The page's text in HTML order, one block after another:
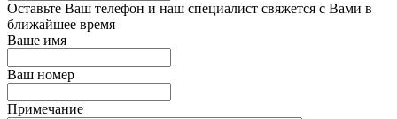
Оставьте Ваш телефон и наш специалист свяжется с Вами в
ближайшее время
Ваше имя
Ваш номер
Примечание